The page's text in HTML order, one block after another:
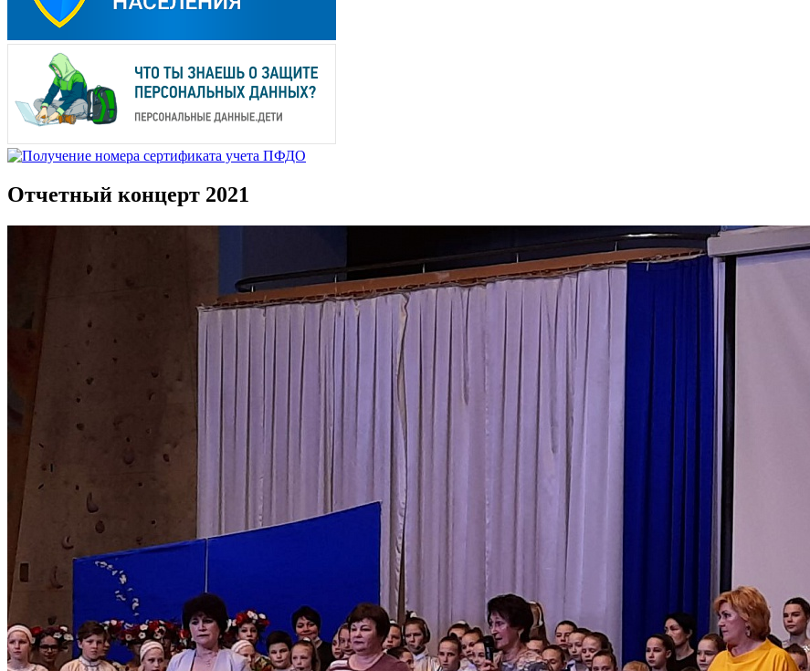
Отчетный концерт 2021